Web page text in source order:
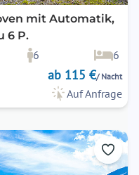
mit Automatik,
6 P.
6
6
ab 115 €/ Nacht
Auf Anfrage